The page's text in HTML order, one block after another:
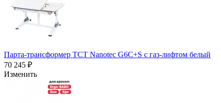
Парта-трансформер TCT Nanotec G6C+S с газ-лифтом белый
70 245 ₽
Изменить